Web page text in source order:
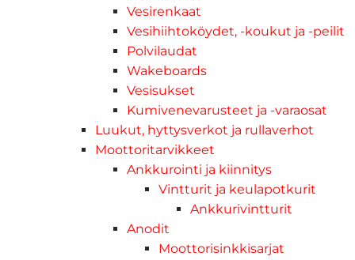
Vesirenkaat
Vesihiihtoköydet, -koukut ja -peilit
Polvilaudat
Wakeboards
Vesisukset
Kumivenevarusteet ja -varaosat
Luukut, hyttysverkot ja rullaverhot
Moottoritarvikkeet
Ankkurointi ja kiinnitys
Vintturit ja keulapotkurit
Ankkurivintturit
Anodit
Moottorisinkkisarjat